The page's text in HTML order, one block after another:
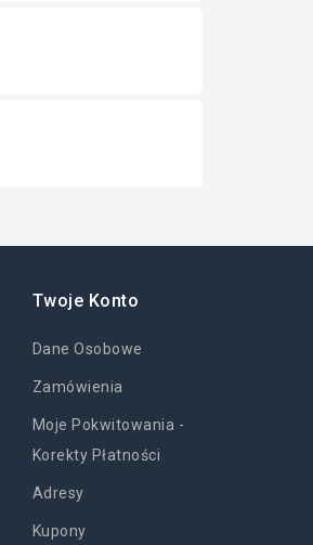
Twoje Konto
Dane Osobowe
Zamówienia
Moje Pokwitowania -
Korekty Płatności
Adresy
Kupony